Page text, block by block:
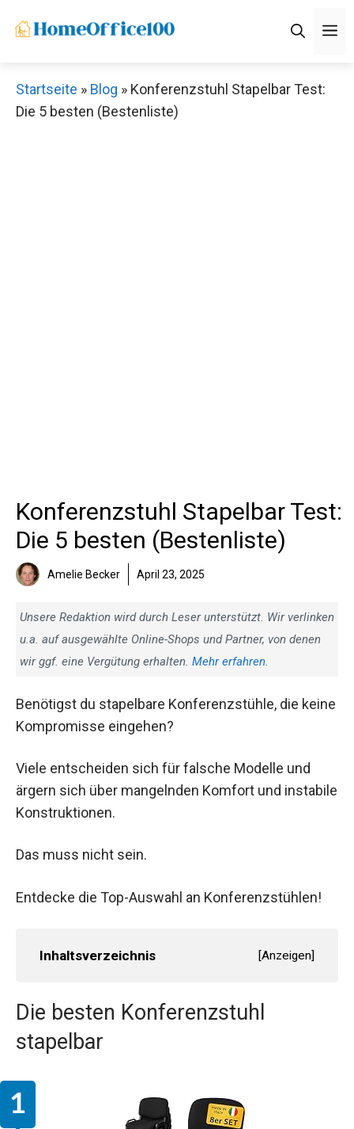
Inhalt
Startseite » Blog » Konferenzstuhl Stapelbar Test:
Die 5 besten (Bestenliste)
Konferenzstuhl Stapelbar Test:
Die 5 besten (Bestenliste)
Amelie Becker April 23, 2025
Unsere Redaktion wird durch Leser unterstützt. Wir verlinken
u.a. auf ausgewählte Online-Shops und Partner, von denen
wir ggf. eine Vergütung erhalten. Mehr erfahren.
Benötigst du stapelbare Konferenzstühle, die keine
Kompromisse eingehen?
Viele entscheiden sich für falsche Modelle und
ärgern sich über mangelnden Komfort und instabile
Konstruktionen.
Das muss nicht sein.
Entdecke die Top-Auswahl an Konferenzstühlen!
Inhaltsverzeichnis [Anzeigen]
Die besten Konferenzstuhl
stapelbar